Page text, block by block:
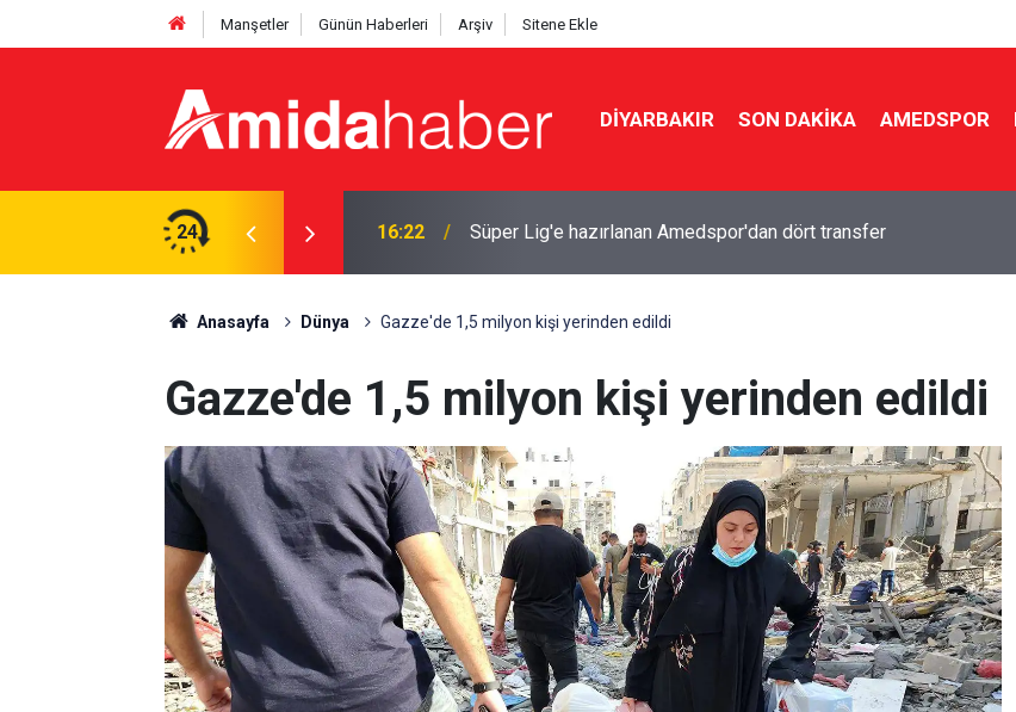
Manşetler Günün Haberleri Arşiv Sitene Ekle
DIYARBAKIR SON DAKIKA AMEDSPOR
24 16:22 Süper Lig'e hazırlanan Amedspor'dan dört transfer
Anasayfa Dünya Gazze'de 1,5 milyon kişi yerinden edildi
Gazze'de 1,5 milyon kişi yerinden edildi